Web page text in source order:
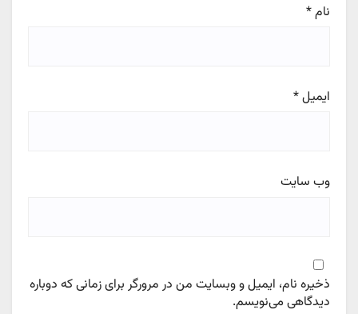
نام*
ایمیل*
وب‌ سایت
ذخیره نام، ایمیل و وبسایت من در مرورگر برای زمانی که دوباره
دیدگاهی می‌نویسم.